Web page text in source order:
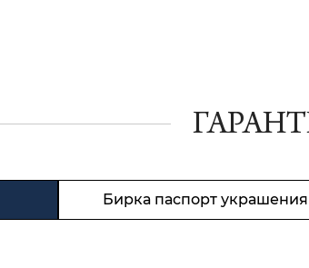
Бирка паспорт украшения